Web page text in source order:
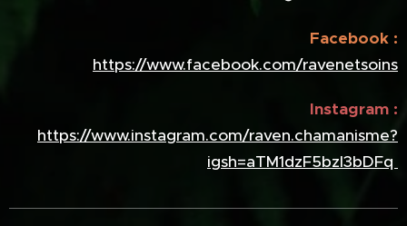
Facebook :
https://www.facebook.com/ravenetsoins
Instagram :
https://www.instagram.com/raven.chamanisme?
igsh=aTM1dzF5bzl3bDFq